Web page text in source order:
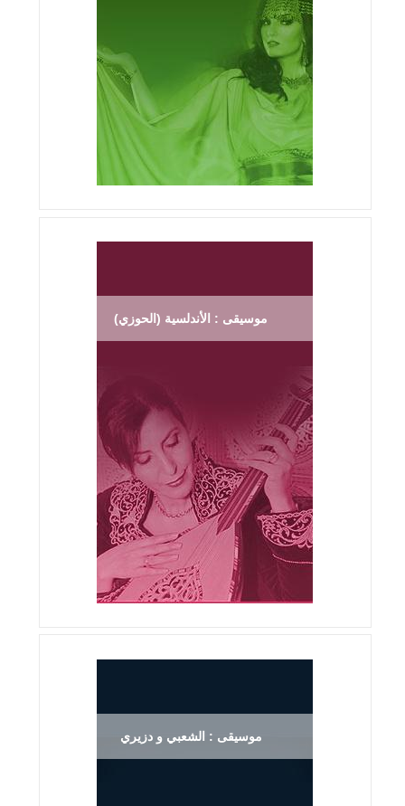
موسيقى : الأندلسية (الحوزي)
موسيقى : الشعبي و دزيري